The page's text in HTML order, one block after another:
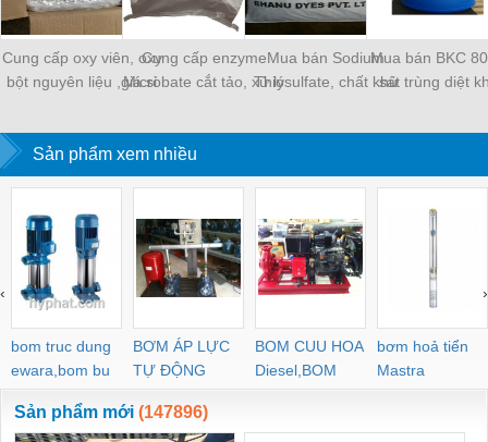
Cung cấp oxy viên, oxy
bột nguyên liệu ,giá sỉ
Cung cấp enzyme
Microbate cắt tảo, xử lý
Mua bán Sodium
Thiosulfate, chất khử
nước, giá sỉ
Mua bán BKC
sát trùng diệt
giá tốt nhất
Sản phẩm xem nhiều
bom truc dung
ewara,bom bu
ewara
BƠM ÁP LỰC
TỰ ĐỘNG
BOM CUU HOA
Diesel,BOM
CHUA CHAY
bơm hoả tiển
Mastra
‹ ›
Sản phẩm mới (147896)